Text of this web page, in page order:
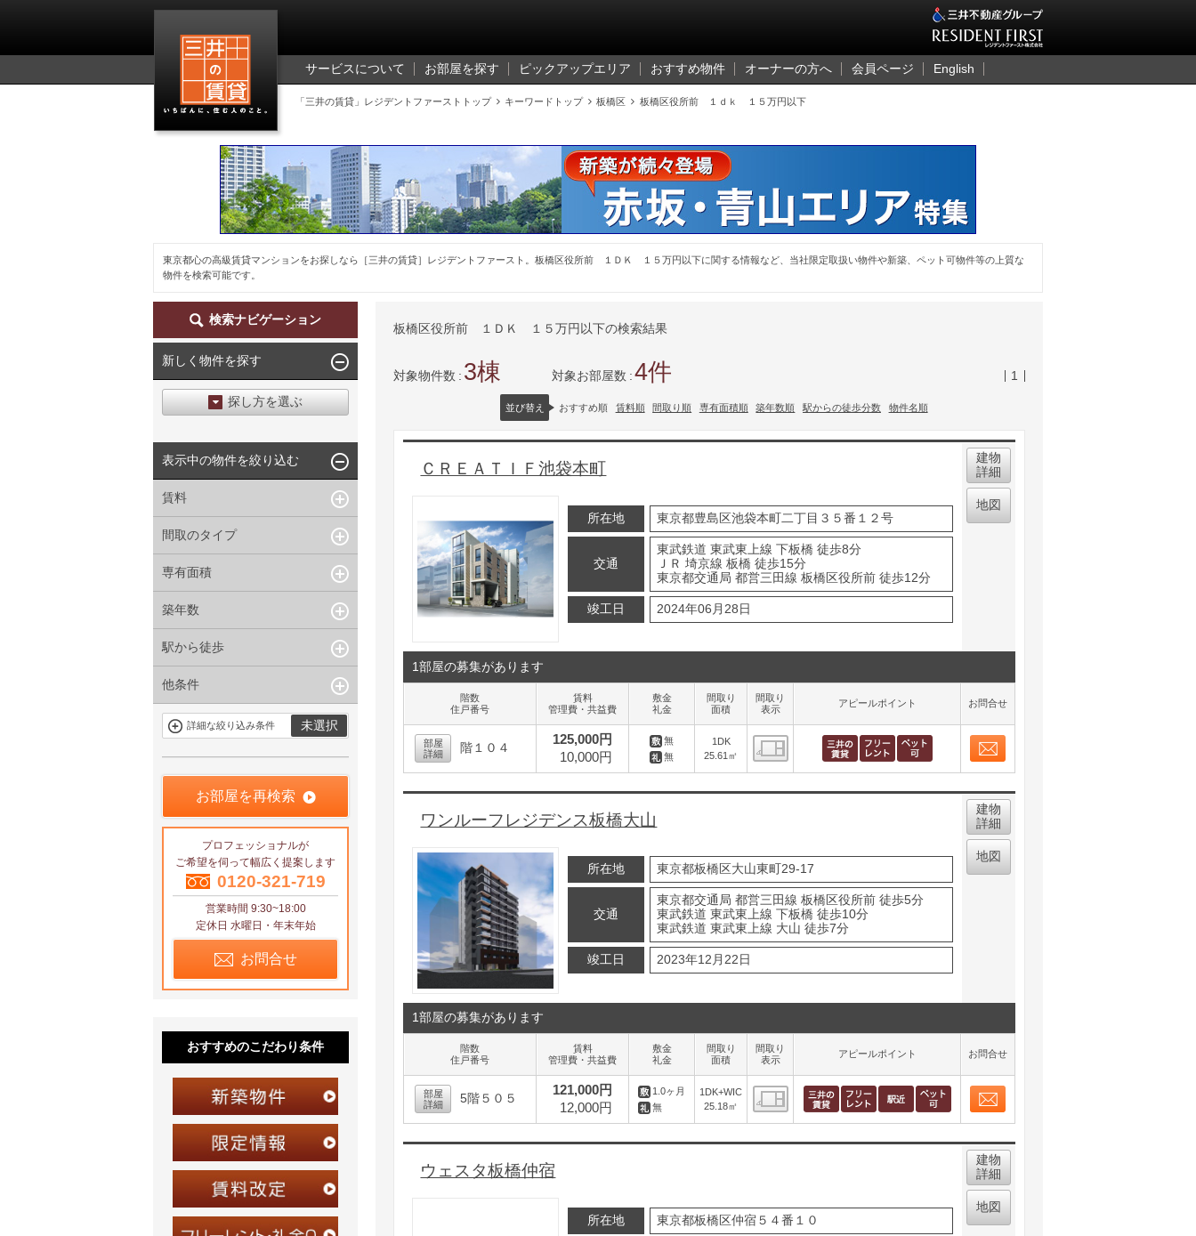
サービスについて お部屋を探す ピックアップエリア おすすめ物件 オーナーの方へ 会員ページ English
「三井の賃貸」レジデントファーストトップ  キーワードトップ  板橋区  板橋区役所前 １ｄｋ １５万円以下
東京都心の高級賃貸マンションをお探しなら［三井の賃貸］レジデントファースト。板橋区役所前 １ＤＫ １５万円以下に関する情報など、当社限定取扱い物件や新築、ペット可物件等の上質な
物件を検索可能です。
板橋区役所前 １ＤＫ １５万円以下の検索結果
対象物件数 3 対象お部屋数 4 1
並び替え おすすめ順 賃料順 間取り順 専有面積順 築年数順 駅からの徒歩分数 物件名順
ＣＲＥＡＴＩＦ池袋本町
所在地 東京都豊島区池袋本町二丁目３５番１２号
交通
東武鉄道 東武東上線 下板橋 徒歩8分
ＪＲ 埼京線 板橋 徒歩15分
東京都交通局 都営三田線 板橋区役所前 徒歩12分
竣工日 2024年06月28日
建物
詳細
地図
1部屋の募集があります
階数
住戸番号
賃料
管理費・共益費
敷金
礼金
間取り
面積
間取り
表示
アピールポイント お問合せ
部屋
詳細
階１０４
125,000円
10,000円
無
無
1DK
25.61㎡
間取り表示
ワンルーフレジデンス板橋大山
所在地 東京都板橋区大山東町29-17
交通
東京都交通局 都営三田線 板橋区役所前 徒歩5分
東武鉄道 東武東上線 下板橋 徒歩10分
東武鉄道 東武東上線 大山 徒歩7分
竣工日 2023年12月22日
建物
詳細
地図
1部屋の募集があります
階数
住戸番号
賃料
管理費・共益費
敷金
礼金
間取り
面積
間取り
表示
アピールポイント お問合せ
部屋
詳細
5階５０５
121,000円
12,000円
1.0ヶ月
無
1DK+WIC
25.18㎡
間取り表示
ウェスタ板橋仲宿
所在地 東京都板橋区仲宿５４番１０
建物
詳細
地図
検索ナビゲーション
新しく物件を探す
探し方を選ぶ
区から探す
地図から探す
沿線から探す
表示中の物件を絞り込む
賃料
下限なし
礼金なし
敷金なし
礼金１ヶ月以下
フリーレント付き
間取のタイプ
1R〜1K
1DK〜1LDK
4LDK〜
専有面積
指定なし
築年数
指定なし
5年以内
15年以内
駅から徒歩
指定なし
10分以内
15分以内
他条件
駐車場有
当社限定物件
まない
件
申込無し物件
のみ表示
詳細な絞り込み条件 未選択
お部屋を再検索
プロフェッショナルが
ご希望を伺って幅広く提案します
0120-321-719
営業時間 9:30~18:00
定休日 水曜日・年末年始
お問合せ
おすすめのこだわり条件